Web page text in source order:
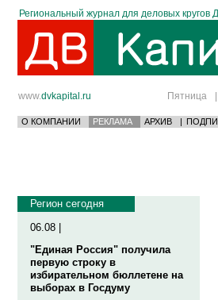
Региональный журнал для деловых кругов
www.dvkapital.ru Пятница |
О КОМПАНИИ РЕКЛАМА АРХИВ |
Регион сегодня
06.08 |
"Единая Россия" получила
первую строку в
избирательном бюллетене на
выборах в Госдуму